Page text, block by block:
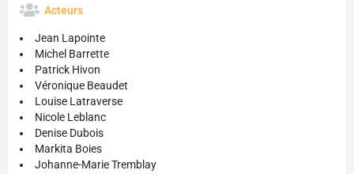
Acteurs
Jean Lapointe
Michel Barrette
Patrick Hivon
Véronique Beaudet
Louise Latraverse
Nicole Leblanc
Denise Dubois
Markita Boies
Johanne-Marie Tremblay